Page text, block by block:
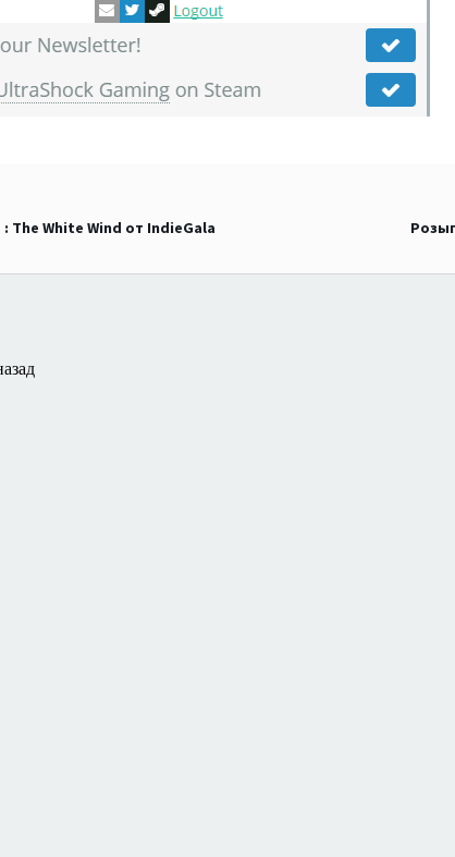
The White Wind от IndieGala